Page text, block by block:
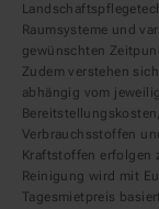
Raumsysteme und
gewünschten
Zudem verstehen
abhängig vom
Verbrauchsstoffen
Kraftstoffen erfolgen
Reinigung wird mit
Tagesmietpreis